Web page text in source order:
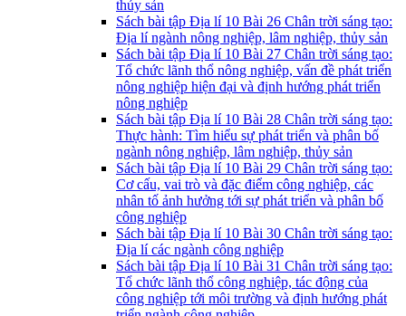
thủy sản
Sách bài tập Địa lí 10 Bài 26 Chân trời sáng tạo:
Địa lí ngành nông nghiệp, lâm nghiệp, thủy sản
Sách bài tập Địa lí 10 Bài 27 Chân trời sáng tạo:
Tổ chức lãnh thổ nông nghiệp, vấn đề phát triển
nông nghiệp hiện đại và định hướng phát triển
nông nghiệp
Sách bài tập Địa lí 10 Bài 28 Chân trời sáng tạo:
Thực hành: Tìm hiểu sự phát triển và phân bố
ngành nông nghiệp, lâm nghiệp, thủy sản
Sách bài tập Địa lí 10 Bài 29 Chân trời sáng tạo:
Cơ cấu, vai trò và đặc điểm công nghiệp, các
nhân tố ảnh hưởng tới sự phát triển và phân bố
công nghiệp
Sách bài tập Địa lí 10 Bài 30 Chân trời sáng tạo:
Địa lí các ngành công nghiệp
Sách bài tập Địa lí 10 Bài 31 Chân trời sáng tạo:
Tổ chức lãnh thổ công nghiệp, tác động của
công nghiệp tới môi trường và định hướng phát